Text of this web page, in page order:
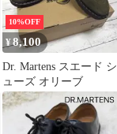
10%OFF
¥8,100
Dr. Martens スエード シ
ューズ オリーブ